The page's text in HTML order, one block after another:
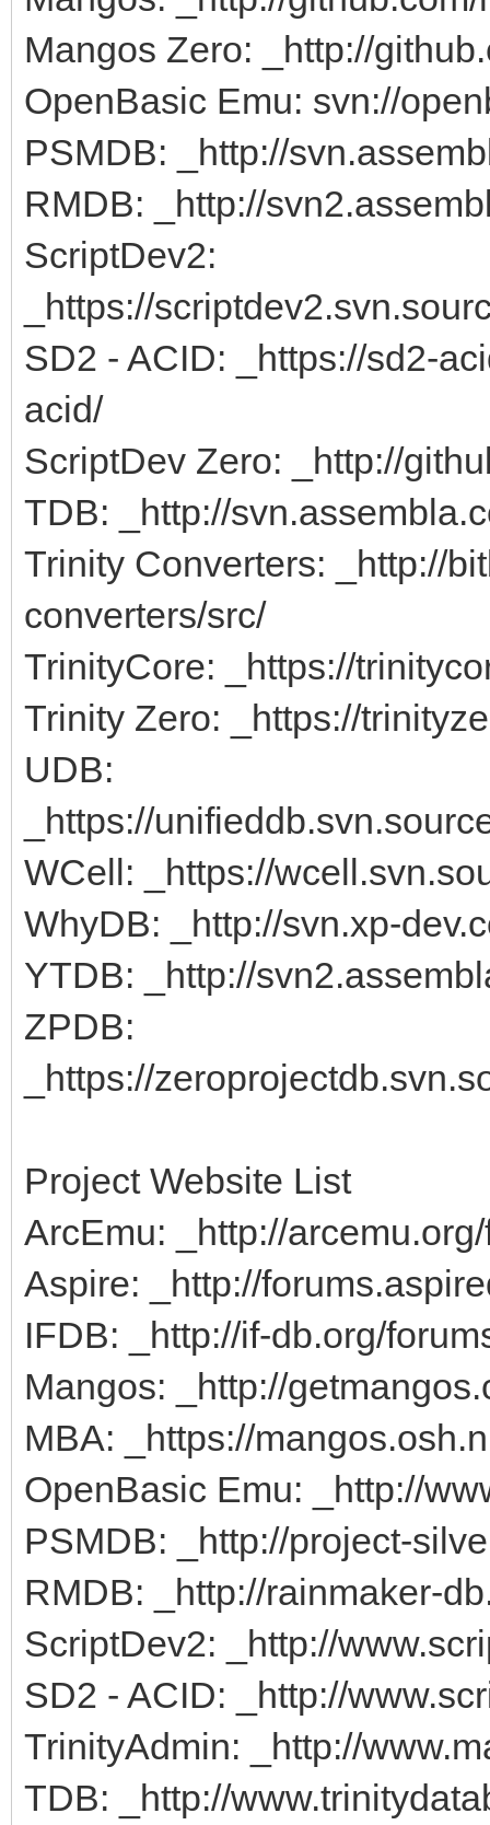
Mangos Zero: _http://
OpenBasic Emu: svn://
PSMDB: _http://
RMDB: _http://
ScriptDev2:
_https://
SD2 - ACID: _https://sd2-
acid/
ScriptDev Zero: _http://
TDB: _http://
Trinity Converters: _http://
converters/src/
TrinityCore: _https://
Trinity Zero: _https://
UDB:
_https://
WCell: _https://
WhyDB: _http://svn.xp-
YTDB: _http://
ZPDB:
_https://
Project Website List
ArcEmu: _http://
Aspire: _http://
IFDB: _http://if-db.org/
Mangos: _http://
MBA: _https://
OpenBasic Emu: _http://
PSMDB: _http://project-
RMDB: _http://rainmaker-
ScriptDev2: _http://
SD2 - ACID: _http://
TrinityAdmin: _http://
TDB: _http://